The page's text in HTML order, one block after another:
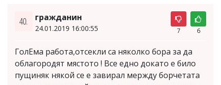
40. гражданин
24.01.2019 16:00:55 7 6
ГолЕма работа,отсекли са няколко бора за да
облагородят мястото ! Все едно докато е било
пущиняк някой се е завирал мержду борчетата